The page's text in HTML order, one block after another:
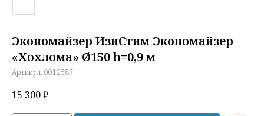
Экономайзер ИзиСтим Экономайзер
«Хохлома» Ø150 h=0,9 м
Артикул: 0012587
15 300₽